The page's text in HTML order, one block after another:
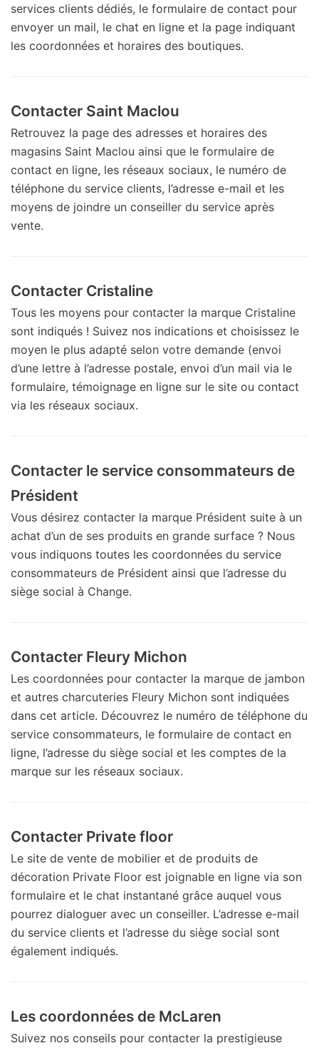
services clients dédiés, le formulaire de contact pour
envoyer un mail, le chat en ligne et la page indiquant
les coordonnées et horaires des boutiques.
Contacter Saint Maclou
Retrouvez la page des adresses et horaires des
magasins Saint Maclou ainsi que le formulaire de
contact en ligne, les réseaux sociaux, le numéro de
téléphone du service clients, l’adresse e-mail et les
moyens de joindre un conseiller du service après
vente.
Contacter Cristaline
Tous les moyens pour contacter la marque Cristaline
sont indiqués ! Suivez nos indications et choisissez le
moyen le plus adapté selon votre demande (envoi
d’une lettre à l’adresse postale, envoi d’un mail via le
formulaire, témoignage en ligne sur le site ou contact
via les réseaux sociaux.
Contacter le service consommateurs de
Président
Vous désirez contacter la marque Président suite à un
achat d’un de ses produits en grande surface ? Nous
vous indiquons toutes les coordonnées du service
consommateurs de Président ainsi que l’adresse du
siège social à Change.
Contacter Fleury Michon
Les coordonnées pour contacter la marque de jambon
et autres charcuteries Fleury Michon sont indiquées
dans cet article. Découvrez le numéro de téléphone du
service consommateurs, le formulaire de contact en
ligne, l’adresse du siège social et les comptes de la
marque sur les réseaux sociaux.
Contacter Private floor
Le site de vente de mobilier et de produits de
décoration Private Floor est joignable en ligne via son
formulaire et le chat instantané grâce auquel vous
pourrez dialoguer avec un conseiller. L’adresse e-mail
du service clients et l’adresse du siège social sont
également indiqués.
Les coordonnées de McLaren
Suivez nos conseils pour contacter la prestigieuse